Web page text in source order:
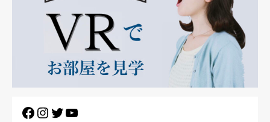
Facebook
Instagram
Twitter